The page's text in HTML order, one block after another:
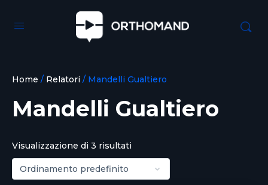
Home / Relatori / Mandelli Gualtiero
Mandelli Gualtiero
Visualizzazione di 3 risultati